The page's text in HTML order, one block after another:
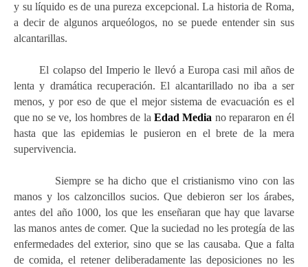
y su líquido es de una pureza excepcional. La historia de Roma,
a decir de algunos arqueólogos, no se puede entender sin sus
alcantarillas.
El colapso del Imperio le llevó a Europa casi mil años de
lenta y dramática recuperación. El alcantarillado no iba a ser
menos, y por eso de que el mejor sistema de evacuación es el
que no se ve, los hombres de laEdad Media no repararon en él
hasta que las epidemias le pusieron en el brete de la mera
supervivencia.
Siempre se ha dicho que el cristianismo vino con las
manos y los calzoncillos sucios. Que debieron ser los árabes,
antes del año 1000, los que les enseñaran que hay que lavarse
las manos antes de comer. Que la suciedad no les protegía de las
enfermedades del exterior, sino que se las causaba. Que a falta
de comida, el retener deliberadamente las deposiciones no les